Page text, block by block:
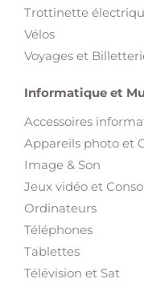
Trottinette
Vélos
Voyages et
Informatique et
Accessoires
Appareils photo et
Image & Son
Jeux vidéo et
Ordinateurs
Téléphones
Tablettes
Télévision et Sat